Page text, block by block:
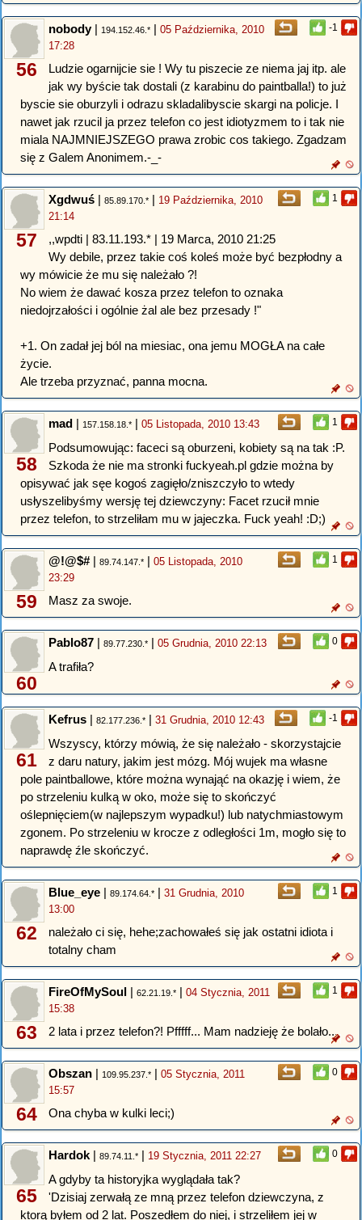
-1
56
nobody| 194.152.46.* | 05 Października, 2010
17:28
Ludzie ogarnijcie sie ! Wy tu piszecie ze niema jaj itp. ale
jak wy byście tak dostali (z karabinu do paintballa!) to już
byscie sie oburzyli i odrazu skladalibyscie skargi na policje. I
nawet jak rzucil ja przez telefon co jest idiotyzmem to i tak nie
miala NAJMNIEJSZEGO prawa zrobic cos takiego. Zgadzam
się z Galem Anonimem.-_-
1
57
Xgdwuś | 85.89.170.* | 19 Października, 2010
21:14
,,wpdti | 83.11.193.* | 19 Marca, 2010 21:25
Wy debile, przez takie coś koleś może być bezpłodny a
wy mówicie że mu się należało ?!
No wiem że dawać kosza przez telefon to oznaka
niedojrzałości i ogólnie żal ale bez przesady !"
+1. On zadał jej ból na miesiac, ona jemu MOGŁA na całe
życie.
Ale trzeba przyznać, panna mocna.
1
58
mad | 157.158.18.* | 05 Listopada, 2010 13:43
Podsumowując: faceci są oburzeni, kobiety są na tak :P.
Szkoda że nie ma stronki fuckyeah.pl gdzie można by
opisywać jak sęe kogoś zagięło/zniszczyło to wtedy
usłyszelibyśmy wersję tej dziewczyny: Facet rzucił mnie
przez telefon, to strzeliłam mu w jajeczka. Fuck yeah! :D;)
1
59
@!@$#| 89.74.147.* | 05 Listopada, 2010
23:29
Masz za swoje.
0
60
Pablo87 | 89.77.230.* | 05 Grudnia, 2010 22:13
A trafiła?
-1
61
Kefrus | 82.177.236.* | 31 Grudnia, 2010 12:43
Wszyscy, którzy mówią, że się należało - skorzystajcie
z daru natury, jakim jest mózg. Mój wujek ma własne
pole paintballowe, które można wynająć na okazję i wiem, że
po strzeleniu kulką w oko, może się to skończyć
oślepnięciem(w najlepszym wypadku!) lub natychmiastowym
zgonem. Po strzeleniu w krocze z odległości 1m, mogło się to
naprawdę źle skończyć.
1
62
Blue_eye | 89.174.64.* | 31 Grudnia, 2010
13:00
należało ci się, hehe;zachowałeś się jak ostatni idiota i
totalny cham
1
63
FireOfMySoul | 62.21.19.* | 04 Stycznia, 2011
15:38
2 lata i przez telefon?! Pfffff... Mam nadzieję że bolało...
0
64
Obszan | 109.95.237.* | 05 Stycznia, 2011
15:57
Ona chyba w kulki leci;)
0
65
Hardok | 89.74.11.* | 19 Stycznia, 2011 22:27
A gdyby ta historyjka wyglądała tak?
'Dzisiaj zerwałą ze mną przez telefon dziewczyna, z
ktorą byłem od 2 lat. Poszedłem do niej, i strzeliłem jej w